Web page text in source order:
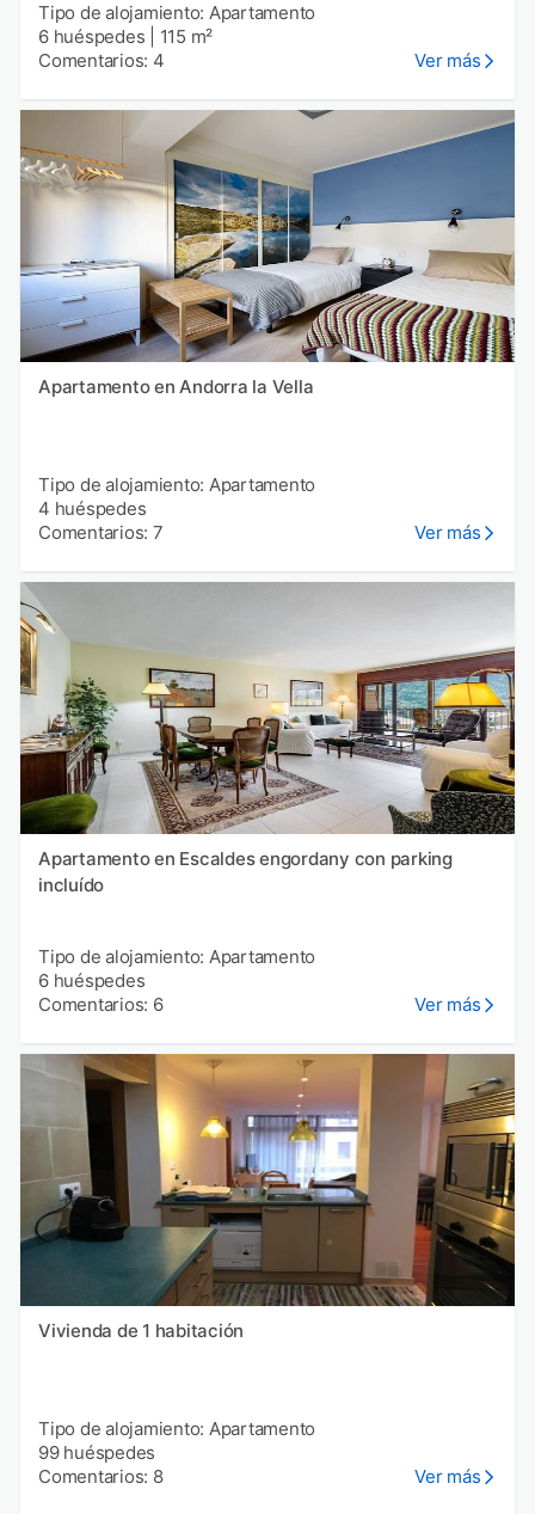
Tipo de alojamiento: Apartamento
6 huéspedes
115 m²
Comentarios: 4
Ver más
Apartamento en Andorra la Vella
Tipo de alojamiento: Apartamento
4 huéspedes
Comentarios: 7
Ver más
Apartamento en Escaldes engordany con parking
incluído
Tipo de alojamiento: Apartamento
6 huéspedes
Comentarios: 6
Ver más
Vivienda de 1 habitación
Tipo de alojamiento: Apartamento
99 huéspedes
Comentarios: 8
Ver más